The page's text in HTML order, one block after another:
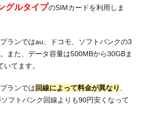
グルタイプのSIMカードを利用しま
ランではau、ドコモ、ソフトバンクの3
また、データ容量は500MBから30GBま
てます。
ランでは回線によって料金が異なり
フトバンク回線よりも90円安くなって